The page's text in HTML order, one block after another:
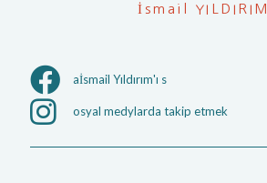
İsmail YILDIRIM
aİsmail Yıldırım'ı s
osyal medylarda takip etmek